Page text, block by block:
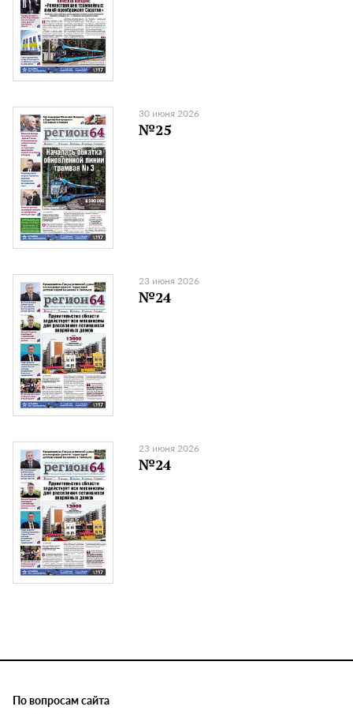
30 июня 2026
№25
23 июня 2026
№24
23 июня 2026
№24
По вопросам сайта